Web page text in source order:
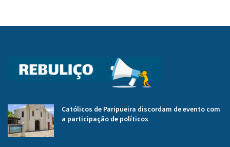
Católicos de Paripueira discordam de evento com
a participação de políticos